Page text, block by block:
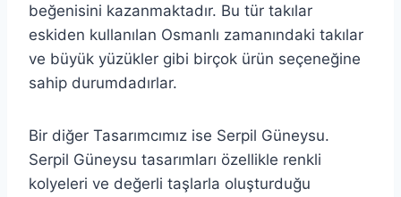
beğenisini kazanmaktadır. Bu tür takılar
eskiden kullanılan Osmanlı zamanındaki takılar
ve büyük yüzükler gibi birçok ürün seçeneğine
sahip durumdadırlar.
Bir diğer Tasarımcımız ise Serpil Güneysu.
Serpil Güneysu tasarımları özellikle renkli
kolyeleri ve değerli taşlarla oluşturduğu